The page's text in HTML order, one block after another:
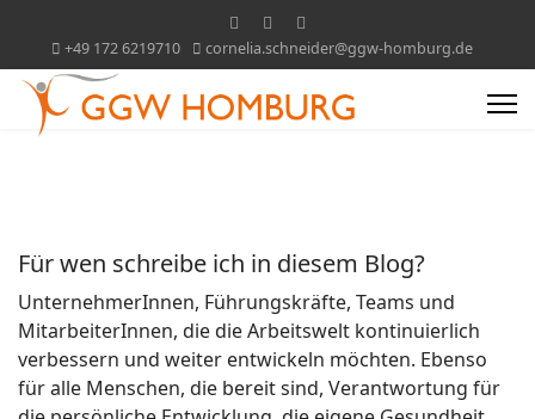
+49 172 6219710 cornelia.schneider@ggw-homburg.de
Für wen schreibe ich in diesem Blog?
UnternehmerInnen, Führungskräfte, Teams und
MitarbeiterInnen, die die Arbeitswelt kontinuierlich
verbessern und weiter entwickeln möchten. Ebenso
für alle Menschen, die bereit sind, Verantwortung für